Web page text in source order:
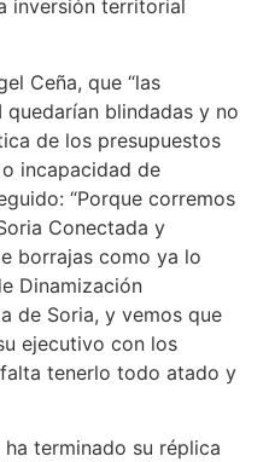
inversión territorial
Ceña, que “las
quedarían blindadas y no
de los presupuestos
incapacidad de
“Porque corremos
Conectada y
borrajas como ya lo
Dinamización
de Soria, y vemos que
ejecutivo con los
tenerlo todo atado y
ha terminado su réplica